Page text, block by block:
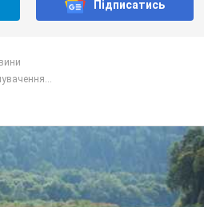
полігони: як
за кордоном
із країн Європи